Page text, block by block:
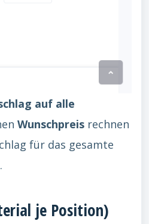
auf alle
Wunschpreis rechnen
für das gesamte
je Position)